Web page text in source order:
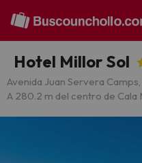
Hotel Millor Sol
Avenida Juan Servera
A 280.2 m del centro de Cala